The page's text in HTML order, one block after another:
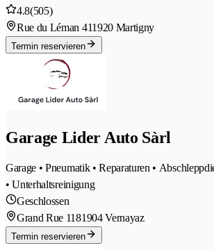
4.8(505)
Rue du Léman 411920 Martigny
Termin reservieren
Garage Lider Auto Sàrl
Garage • Pneumatik • Reparaturen •
• Unterhaltsreinigung
Geschlossen
Grand Rue 1181904 Vernayaz
Termin reservieren